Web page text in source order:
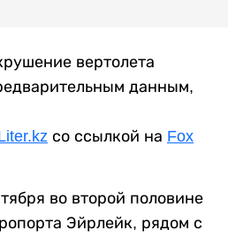
вертолета
данным,
со ссылкой на Fox
во второй половине
Эйрлейк, рядом с